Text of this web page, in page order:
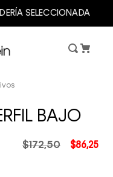
SELECCIONADA
BAJO
$86,25
$172,50